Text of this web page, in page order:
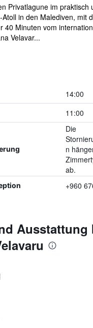
Privatlagune im praktisch
in den Malediven, mit
40 Minuten vom
Velavar...
14:00
11:00
Die
n
ab.
+960
Ausstattung